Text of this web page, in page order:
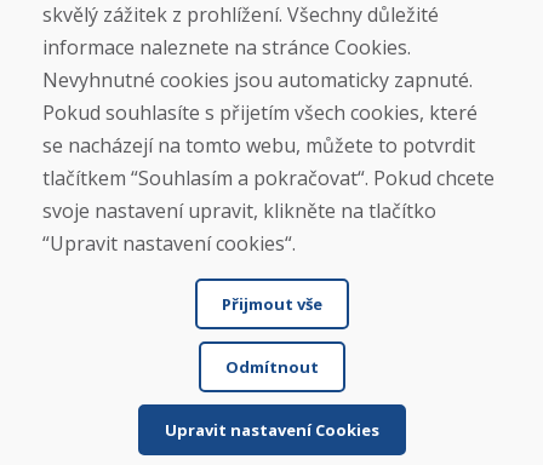
Vrácení a výměna zboží
Ochrana osobních údajů
Cookies
Sociální sítě
© DOMIVOSPORT 2026, všechna práva vyhrazena
skvělý zážitek z prohlížení. Všechny důležité
informace naleznete na stránce Cookies.
Nevyhnutné cookies jsou automaticky zapnuté.
Pokud souhlasíte s přijetím všech cookies, které
se nacházejí na tomto webu, můžete to potvrdit
tlačítkem “Souhlasím a pokračovat“. Pokud chcete
svoje nastavení upravit, klikněte na tlačítko
“Upravit nastavení cookies“.
Přijmout vše
Odmítnout
Upravit nastavení Cookies